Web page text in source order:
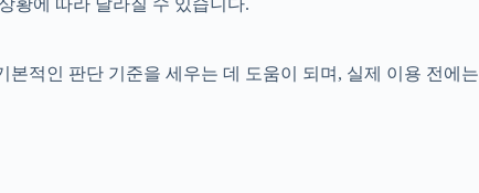
본적인 판단 기준을 세우는 데 도움이 되며, 실제 이용 전에는